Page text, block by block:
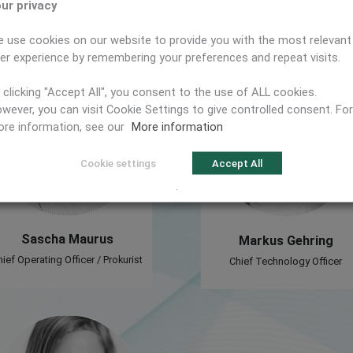
– unser Team hilft Ihnen gerne weiter. Vereinbaren Sie
Sascha Maurus
Operating Officer / Prokurist
Markus Gehring
Chief Technology Officer
privacy
use cookies on our website to provide you with the most relevant
experience by remembering your preferences and repeat visits.
clicking "Accept All", you consent to the use of ALL cookies.
you can visit Cookie Settings to give controlled consent. For
information, see our More information
Cookie settings
Accept All
.